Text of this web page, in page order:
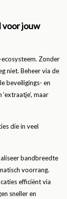
voor jouw
Zonder
niet. Beheer via de
beveiligings- en
maar
die in veel
bandbreedte
voorrang.
efficiënt via
sneller en